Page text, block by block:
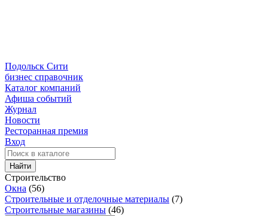
Подольск Сити
бизнес справочник
Каталог компаний
Афиша событий
Журнал
Новости
Ресторанная премия
Вход
Найти
Строительство
Окна (56)
Строительные и отделочные материалы (7)
Строительные магазины (46)